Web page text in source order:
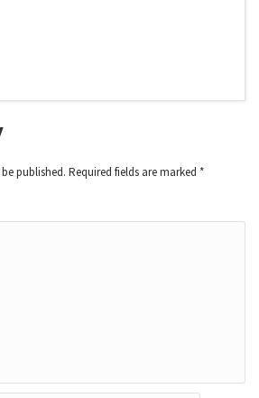
published. Required fields are marked *